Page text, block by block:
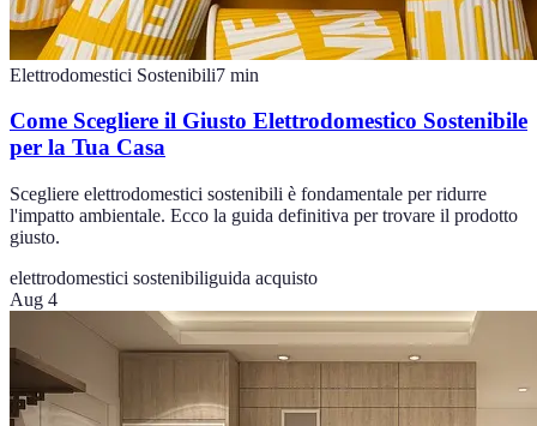
Elettrodomestici Sostenibili7 min
Come Scegliere il Giusto Elettrodomestico Sostenibile
per la Tua Casa
Scegliere elettrodomestici sostenibili è fondamentale per ridurre
l'impatto ambientale. Ecco la guida definitiva per trovare il prodotto
giusto.
elettrodomestici sostenibiliguida acquisto
Aug 4